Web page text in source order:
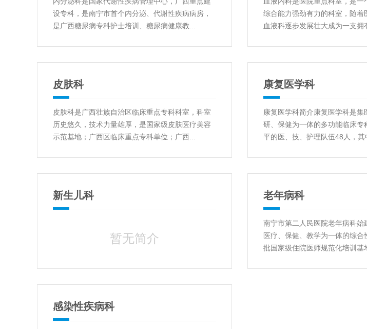
设专科，是南宁市首个内分泌、代谢性疾病病房，
是广西糖尿病专科护士培训、糖尿病健康教...
综合能力强劲有力的科室，随着
血液科逐步发展壮大成为一支拥
皮肤科
皮肤科是广西壮族自治区临床重点专科科室，科室
历史悠久，技术力量雄厚，是国家级皮肤医疗美容
示范基地；广西区临床重点专科单位；广西...
康复医学科
康复医学科简介康复医学科是集
研、保健为一体的多功能临床专
平的医、技、护理队伍48人，其
新生儿科
暂无简介
老年病科
南宁市第二人民医院老年病科始
医疗、保健、教学为一体的综合
批国家级住院医师规范化培训基
感染性疾病科